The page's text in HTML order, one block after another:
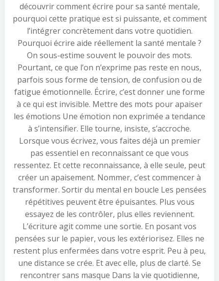
découvrir comment écrire pour sa santé mentale,
pourquoi cette pratique est si puissante, et comment
l’intégrer concrètement dans votre quotidien.
Pourquoi écrire aide réellement la santé mentale ?
On sous-estime souvent le pouvoir des mots.
Pourtant, ce que l’on n’exprime pas reste en nous,
parfois sous forme de tension, de confusion ou de
fatigue émotionnelle. Écrire, c’est donner une forme
à ce qui est invisible. Mettre des mots pour apaiser
les émotions Une émotion non exprimée a tendance
à s’intensifier. Elle tourne, insiste, s’accroche.
Lorsque vous écrivez, vous faites déjà un premier
pas essentiel en reconnaissant ce que vous
ressentez. Et cette reconnaissance, à elle seule, peut
créer un apaisement. Nommer, c’est commencer à
transformer. Sortir du mental en boucle Les pensées
répétitives peuvent être épuisantes. Plus vous
essayez de les contrôler, plus elles reviennent.
L’écriture agit comme une sortie. En posant vos
pensées sur le papier, vous les extériorisez. Elles ne
restent plus enfermées dans votre esprit. Peu à peu,
une distance se crée. Et avec elle, plus de clarté. Se
rencontrer sans masque Dans la vie quotidienne,